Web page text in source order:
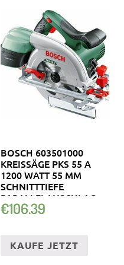
BOSCH 603501000
KREISSÄGE PKS 55 A
1200 WATT 55 MM
SCHNITTTIEFE
PARALLELANSCHLAG
€106.39
KAUFE JETZT